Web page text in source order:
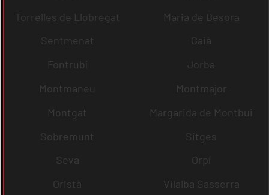
Torrelles de Llobregat
Maria de Besora
Sentmenat
Gaià
Fontrubí
Jorba
Montmaneu
Montmajor
Montgat
Margarida de Montbui
Sobremunt
Sitges
Seva
Orpí
Oristà
Vilalba Sasserra